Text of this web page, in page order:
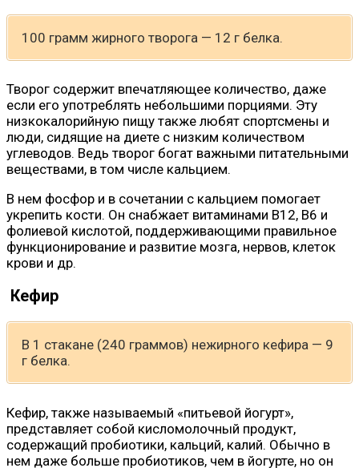
100 грамм жирного творога — 12 г белка.
Творог содержит впечатляющее количество, даже
если его употреблять небольшими порциями. Эту
низкокалорийную пищу также любят спортсмены и
люди, сидящие на диете с низким количеством
углеводов. Ведь творог богат важными питательными
веществами, в том числе кальцием.
В нем фосфор и в сочетании с кальцием помогает
укрепить кости. Он снабжает витаминами B12, B6 и
фолиевой кислотой, поддерживающими правильное
функционирование и развитие мозга, нервов, клеток
крови и др.
Кефир
В 1 стакане (240 граммов) нежирного кефира — 9
г белка.
Кефир, также называемый «питьевой йогурт»,
представляет собой кисломолочный продукт,
содержащий пробиотики, кальций, калий. Обычно в
нем даже больше пробиотиков, чем в йогурте, но он